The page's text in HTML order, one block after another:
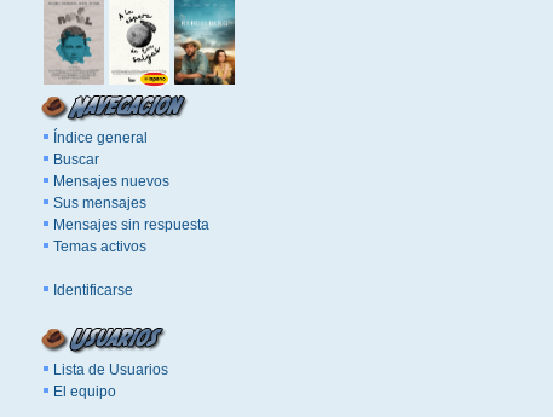
Índice general
Buscar
Mensajes nuevos
Sus mensajes
Mensajes sin respuesta
Temas activos
Identificarse
Lista de Usuarios
El equipo